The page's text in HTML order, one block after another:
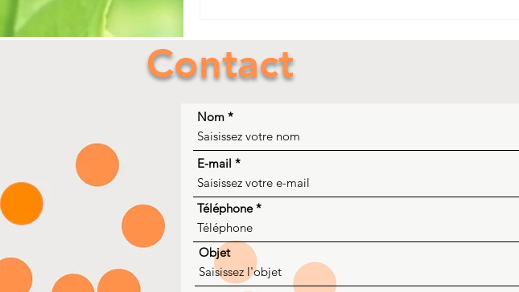
Contact
Nom
E-mail
Téléphone
Objet